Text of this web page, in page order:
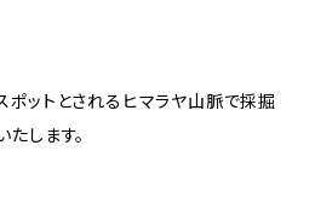
ポットとされるヒマラヤ山脈で採掘
します。